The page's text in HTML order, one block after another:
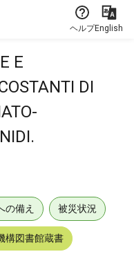
ヘルプEnglish
E
DI
の備え 被災状況
構図書館蔵書